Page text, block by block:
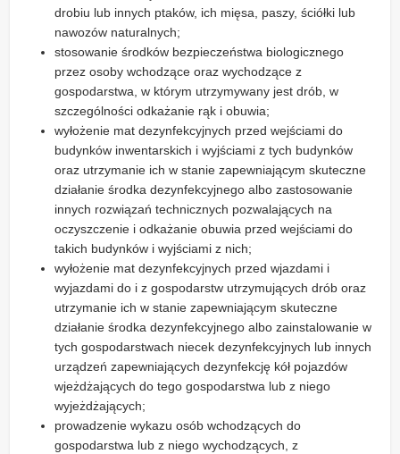
drobiu lub innych ptaków, ich mięsa, paszy, ściółki lub
nawozów naturalnych;
stosowanie środków bezpieczeństwa biologicznego
przez osoby wchodzące oraz wychodzące z
gospodarstwa, w którym utrzymywany jest drób, w
szczególności odkażanie rąk i obuwia;
wyłożenie mat dezynfekcyjnych przed wejściami do
budynków inwentarskich i wyjściami z tych budynków
oraz utrzymanie ich w stanie zapewniającym skuteczne
działanie środka dezynfekcyjnego albo zastosowanie
innych rozwiązań technicznych pozwalających na
oczyszczenie i odkażanie obuwia przed wejściami do
takich budynków i wyjściami z nich;
wyłożenie mat dezynfekcyjnych przed wjazdami i
wyjazdami do i z gospodarstw utrzymujących drób oraz
utrzymanie ich w stanie zapewniającym skuteczne
działanie środka dezynfekcyjnego albo zainstalowanie w
tych gospodarstwach niecek dezynfekcyjnych lub innych
urządzeń zapewniających dezynfekcję kół pojazdów
wjeżdżających do tego gospodarstwa lub z niego
wyjeżdżających;
prowadzenie wykazu osób wchodzących do
gospodarstwa lub z niego wychodzących, z